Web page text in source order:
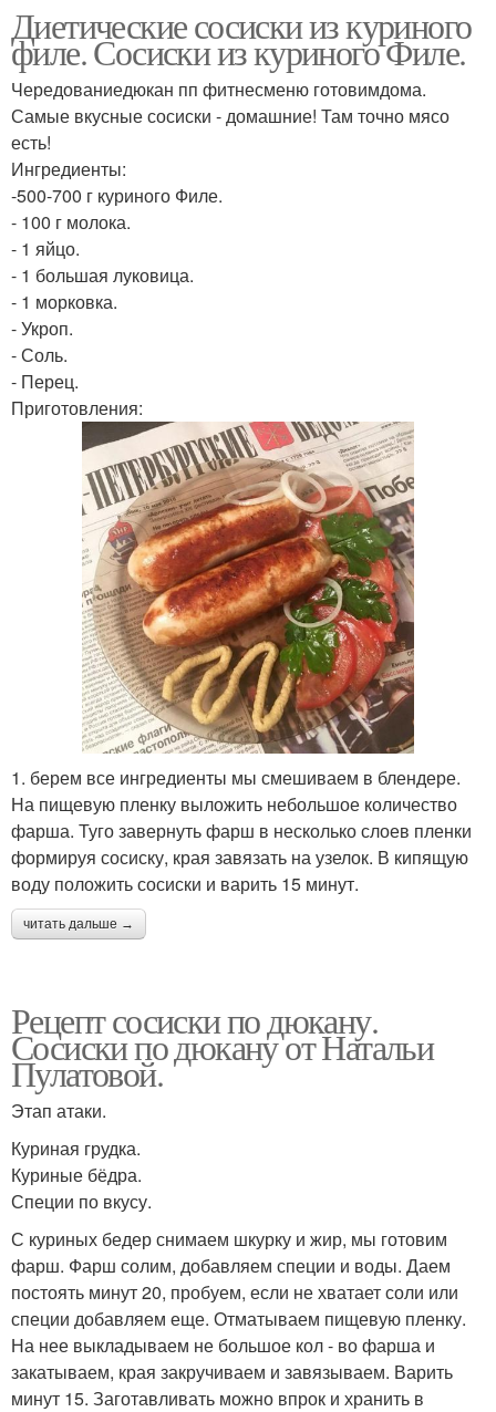
Диетические сосиски из куриного
филе. Сосиски из куриного Филе.
Чередованиедюкан пп фитнесменю готовимдома.
Самые вкусные сосиски - домашние! Там точно мясо
есть!
Ингредиенты:
-500-700 г куриного Филе.
- 100 г молока.
- 1 яйцо.
- 1 большая луковица.
- 1 морковка.
- Укроп.
- Соль.
- Перец.
Приготовления:
1. берем все ингредиенты мы смешиваем в блендере.
На пищевую пленку выложить небольшое количество
фарша. Туго завернуть фарш в несколько слоев пленки
формируя сосиску, края завязать на узелок. В кипящую
воду положить сосиски и варить 15 минут.
читать дальше →
Рецепт сосиски по дюкану.
Сосиски по дюкану от Натальи
Пулатовой.
Этап атаки.
Куриная грудка.
Куриные бёдра.
Специи по вкусу.
С куриных бедер снимаем шкурку и жир, мы готовим
фарш. Фарш солим, добавляем специи и воды. Даем
постоять минут 20, пробуем, если не хватает соли или
специи добавляем еще. Отматываем пищевую пленку.
На нее выкладываем не большое кол - во фарша и
закатываем, края закручиваем и завязываем. Варить
минут 15. Заготавливать можно впрок и хранить в